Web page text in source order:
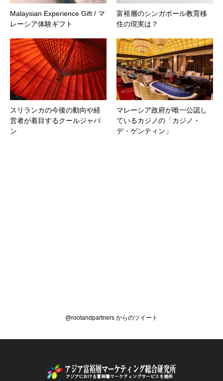
Malaysian Experience Gift / マ
レーシア体験ギフト
富裕層のシンガポール教育移
住の現実は？
スリランカの今後の動向や経
営者が着目するクールジャパ
ン
マレーシア政府が唯一公認し
ているカジノの「カジノ・
デ・ゲンティン」
@rootandpartners からのツイート